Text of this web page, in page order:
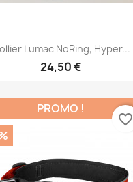
Lumac NoRing, Hyper...
24,50 €
PROMO !
favorite_border